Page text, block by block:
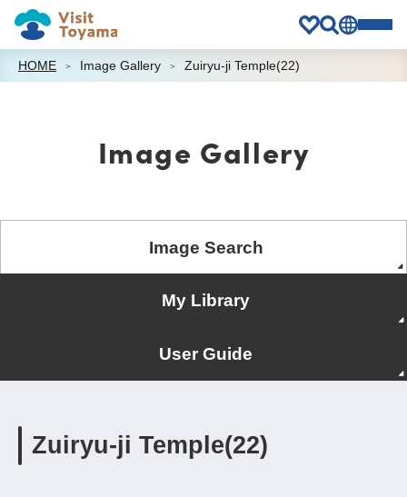
HOME Image Gallery Zuiryu-ji Temple(22)
Image Gallery
Image Search
My Library
User Guide
Zuiryu-ji Temple(22)